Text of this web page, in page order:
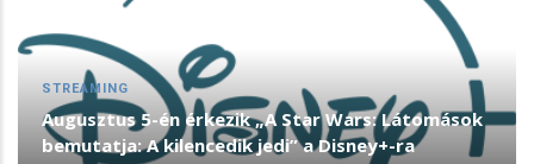
STREAMING
Augusztus 5-én érkezik „A Star Wars: Látomások
bemutatja: A kilencedik jedi” a Disney+-ra